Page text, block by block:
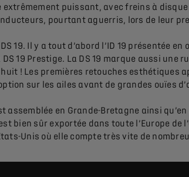
puissant, avec freins à
pourtant aguerris, lors de leur
Il y a tout d’abord l’ID 19 présentée en
19 Prestige. La DS 19 marque aussi une
! Les premières retouches esthétiques
sur les ailes avant de grandes ouïes
en Grande-Bretagne ainsi
bien sûr exportée dans toute l’Europe de
Unis où elle compte très vite de